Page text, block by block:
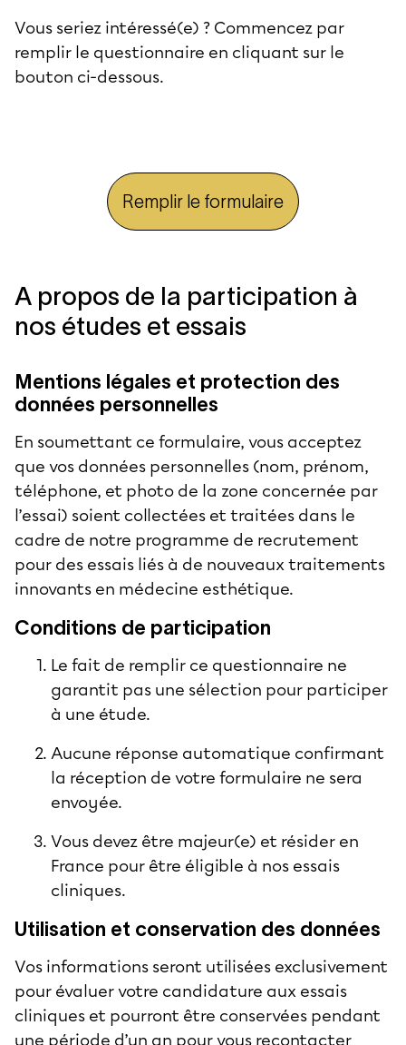
Vous seriez intéressé(e) ? Commencez par
remplir le questionnaire en cliquant sur le
bouton ci-dessous.
Remplir le formulaire
A propos de la participation à
nos études et essais
Mentions légales et protection des
données personnelles
En soumettant ce formulaire, vous acceptez
que vos données personnelles (nom, prénom,
téléphone, et photo de la zone concernée par
l’essai) soient collectées et traitées dans le
cadre de notre programme de recrutement
pour des essais liés à de nouveaux traitements
innovants en médecine esthétique.
Conditions de participation
Le fait de remplir ce questionnaire ne
garantit pas une sélection pour participer
à une étude.
Aucune réponse automatique confirmant
la réception de votre formulaire ne sera
envoyée.
Vous devez être majeur(e) et résider en
France pour être éligible à nos essais
cliniques.
Utilisation et conservation des données
Vos informations seront utilisées exclusivement
pour évaluer votre candidature aux essais
cliniques et pourront être conservées pendant
une période d’un an pour vous recontacter